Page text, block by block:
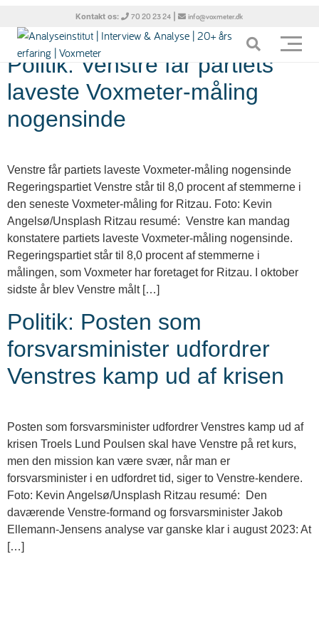
Kontakt os: 70 20 23 24 | info@voxmeter.dk
Tag: Forsvar
Politik: Venstre får partiets
laveste Voxmeter-måling
nogensinde
Venstre får partiets laveste Voxmeter-måling nogensinde
Regeringspartiet Venstre står til 8,0 procent af stemmerne i
den seneste Voxmeter-måling for Ritzau. Foto: Kevin
Angelsø/Unsplash Ritzau resumé: Venstre kan mandag
konstatere partiets laveste Voxmeter-måling nogensinde.
Regeringspartiet står til 8,0 procent af stemmerne i
målingen, som Voxmeter har foretaget for Ritzau. I oktober
sidste år blev Venstre målt […]
Politik: Posten som
forsvarsminister udfordrer
Venstres kamp ud af krisen
Posten som forsvarsminister udfordrer Venstres kamp ud af
krisen Troels Lund Poulsen skal have Venstre på ret kurs,
men den mission kan være svær, når man er
forsvarsminister i en udfordret tid, siger to Venstre-kendere.
Foto: Kevin Angelsø/Unsplash Ritzau resumé: Den
daværende Venstre-formand og forsvarsminister Jakob
Ellemann-Jensens analyse var ganske klar i august 2023: At
[…]